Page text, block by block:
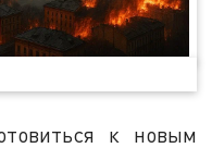
к новым